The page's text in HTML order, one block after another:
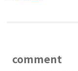
comment